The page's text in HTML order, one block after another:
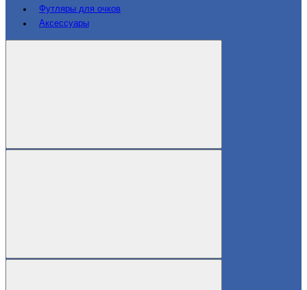
Футляры для очков
Аксессуары